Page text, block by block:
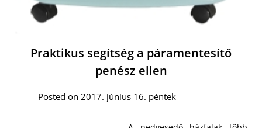
Praktikus segítség a páramentesítő
penész ellen
Posted on 2017. június 16. péntek